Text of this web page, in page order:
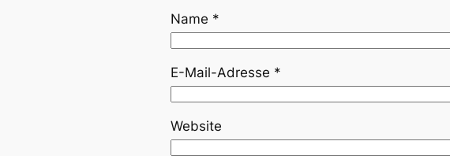
Name *
E-Mail-Adresse *
Website